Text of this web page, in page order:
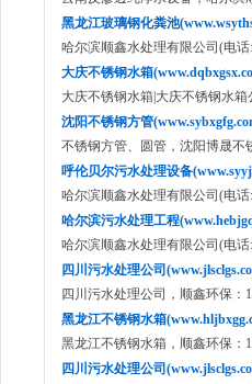
黑龙江玻璃钢化粪池
哈尔滨顺鑫水处理有限公司(电话
大庆不锈钢水箱
大庆不锈钢水箱|大庆不锈钢水箱
沈阳不锈钢方管
不锈钢方管、圆管，沈阳博晟不
呼伦贝尔污水处理设备
哈尔滨顺鑫水处理有限公司(电话
哈尔滨污水处理工程
哈尔滨顺鑫水处理有限公司(电话
四川污水处理公司
四川污水处理公司，顺鑫环保：
黑龙江不锈钢水箱
黑龙江不锈钢水箱，顺鑫环保：
四川污水处理公司